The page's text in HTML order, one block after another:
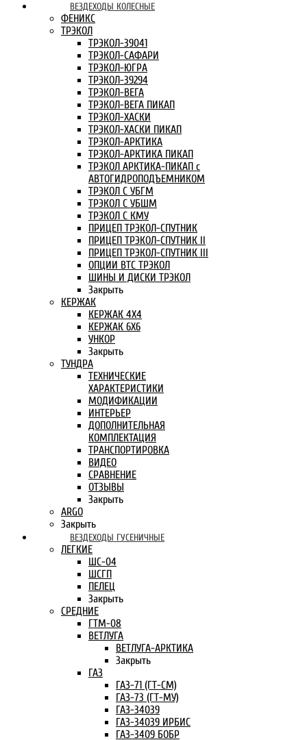
ВЕЗДЕХОДЫ КОЛЕСНЫЕ
ФЕНИКС
ТРЭКОЛ
ТРЭКОЛ-39041
ТРЭКОЛ-САФАРИ
ТРЭКОЛ-ЮГРА
ТРЭКОЛ-39294
ТРЭКОЛ-ВЕГА
ТРЭКОЛ-ВЕГА ПИКАП
ТРЭКОЛ-ХАСКИ
ТРЭКОЛ-ХАСКИ ПИКАП
ТРЭКОЛ-АРКТИКА
ТРЭКОЛ-АРКТИКА ПИКАП
ТРЭКОЛ АРКТИКА-ПИКАП с
АВТОГИДРОПОДЪЕМНИКОМ
ТРЭКОЛ С УБГМ
ТРЭКОЛ С УБШМ
ТРЭКОЛ С КМУ
ПРИЦЕП ТРЭКОЛ-СПУТНИК
ПРИЦЕП ТРЭКОЛ-СПУТНИК II
ПРИЦЕП ТРЭКОЛ-СПУТНИК III
ОПЦИИ ВТС ТРЭКОЛ
ШИНЫ И ДИСКИ ТРЭКОЛ
Закрыть
КЕРЖАК
КЕРЖАК 4Х4
КЕРЖАК 6Х6
УНКОР
Закрыть
ТУНДРА
ТЕХНИЧЕСКИЕ
ХАРАКТЕРИСТИКИ
МОДИФИКАЦИИ
ИНТЕРЬЕР
ДОПОЛНИТЕЛЬНАЯ
КОМПЛЕКТАЦИЯ
ТРАНСПОРТИРОВКА
ВИДЕО
СРАВНЕНИЕ
ОТЗЫВЫ
Закрыть
ARGO
Закрыть
ВЕЗДЕХОДЫ ГУСЕНИЧНЫЕ
ЛЕГКИЕ
ШС-04
ШСГП
ПЕЛЕЦ
Закрыть
СРЕДНИЕ
ГТМ-08
ВЕТЛУГА
ВЕТЛУГА-АРКТИКА
Закрыть
ГАЗ
ГАЗ-71 (ГТ-СМ)
ГАЗ-73 (ГТ-МУ)
ГАЗ-34039
ГАЗ-34039 ИРБИС
ГАЗ-3409 БОБР